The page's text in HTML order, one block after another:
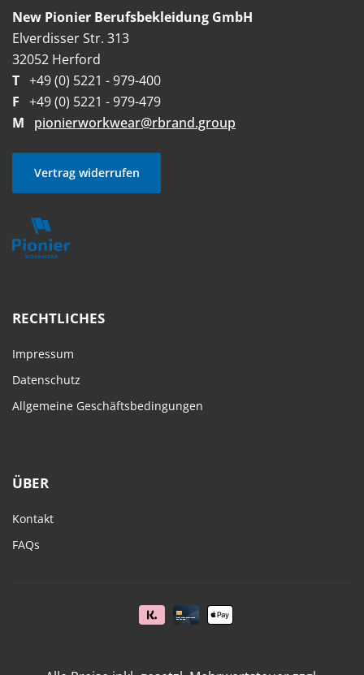
New Pionier Berufsbekleidung GmbH
Elverdisser Str. 313
32052 Herford
T +49 (0) 5221 - 979-400
F +49 (0) 5221 - 979-479
M
pionierworkwear@rbrand.group
Vertrag widerrufen
RECHTLICHES
Impressum
Datenschutz
Allgemeine Geschäftsbedingungen
ÜBER
Kontakt
FAQs